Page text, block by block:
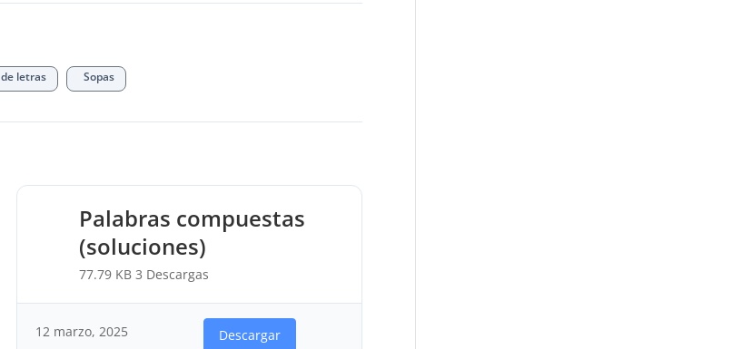
de letras Sopas
Palabras compuestas
(soluciones)
77.79 KB3 Descargas
12 marzo, 2025 Descargar